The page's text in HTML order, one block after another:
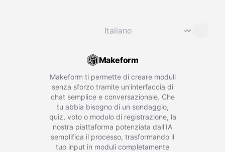
⌄
Makeform
Makeform ti permette di creare moduli
senza sforzo tramite un'interfaccia di
chat semplice e conversazionale. Che
tu abbia bisogno di un sondaggio,
quiz, voto o modulo di registrazione, la
nostra piattaforma potenziata dall'IA
semplifica il processo, trasformando il
tuo input in moduli completamente